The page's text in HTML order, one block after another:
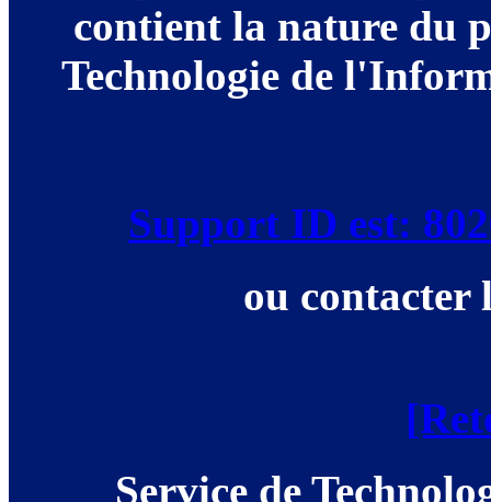
contient la nature du
Technologie de
Support ID est:
ou contacter
Service de